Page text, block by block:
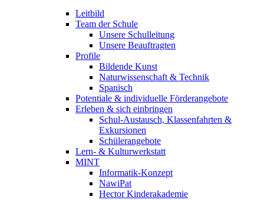
Leitbild
Team der Schule
Unsere Schulleitung
Unsere Beauftragten
Profile
Bildende Kunst
Naturwissenschaft & Technik
Spanisch
Potentiale & individuelle Förderangebote
Erleben & sich einbringen
Schul-Austausch, Klassenfahrten &
Exkursionen
Schülerangebote
Lern- & Kulturwerkstatt
MINT
Informatik-Konzept
NawiPat
Hector Kinderakademie